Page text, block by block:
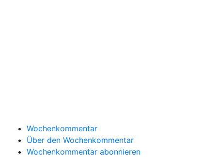
Wochenkommentar
Über den Wochenkommentar
Wochenkommentar abonnieren